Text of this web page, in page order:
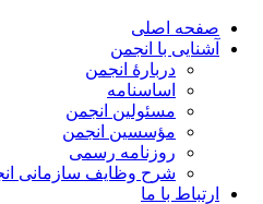
صفحه اصلی
آشنایی با انجمن
دربارۀ انجمن
اساسنامه
مسئولین انجمن
مؤسسین انجمن
روزنامه رسمی
شرح وظایف سازمانی
ارتباط با ما